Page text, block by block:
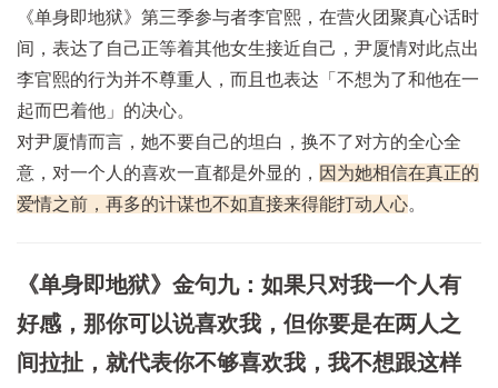
《单身即地狱》第三季参与者李官熙，在营火团聚真心话时
间，表达了自己正等着其他女生接近自己，尹厦情对此点出
李官熙的行为并不尊重人，而且也表达「不想为了和他在一
起而巴着他」的决心。
对尹厦情而言，她不要自己的坦白，换不了对方的全心全
意，对一个人的喜欢一直都是外显的， 因为她相信在真正的
爱情之前，再多的计谋也不如直接来得能打动人心。
《单身即地狱》金句九：如果只对我一个人有
好感，那你可以说喜欢我，但你要是在两人之
间拉扯，就代表你不够喜欢我，我不想跟这样